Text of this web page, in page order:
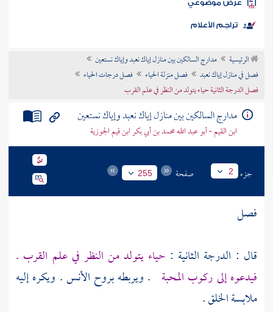
الكتب
موضوعي
تراجم الأعلام
الرئيسية
مدارج السالكين بين منازل إياك نعبد وإياك نستعين
فصل في منازل إياك نعبد
فصل منزلة الحياء
فصل درجات الحياء
فصل الدرجة الثانية حياء يتولد من النظر في علم القرب
مدارج السالكين بين منازل إياك نعبد وإياك نستعين
ابن القيم - أبو عبد الله محمد بن أبي بكر ابن قيم الجوزية
جزء 2 صفحة 255
فصل
قال : الدرجة الثانية : حياء يتولد من النظر في علم القرب .
فيدعوه إلى ركوب المحبة . ويربطه بروح الأنس . ويكره إليه
ملابسة الخلق .